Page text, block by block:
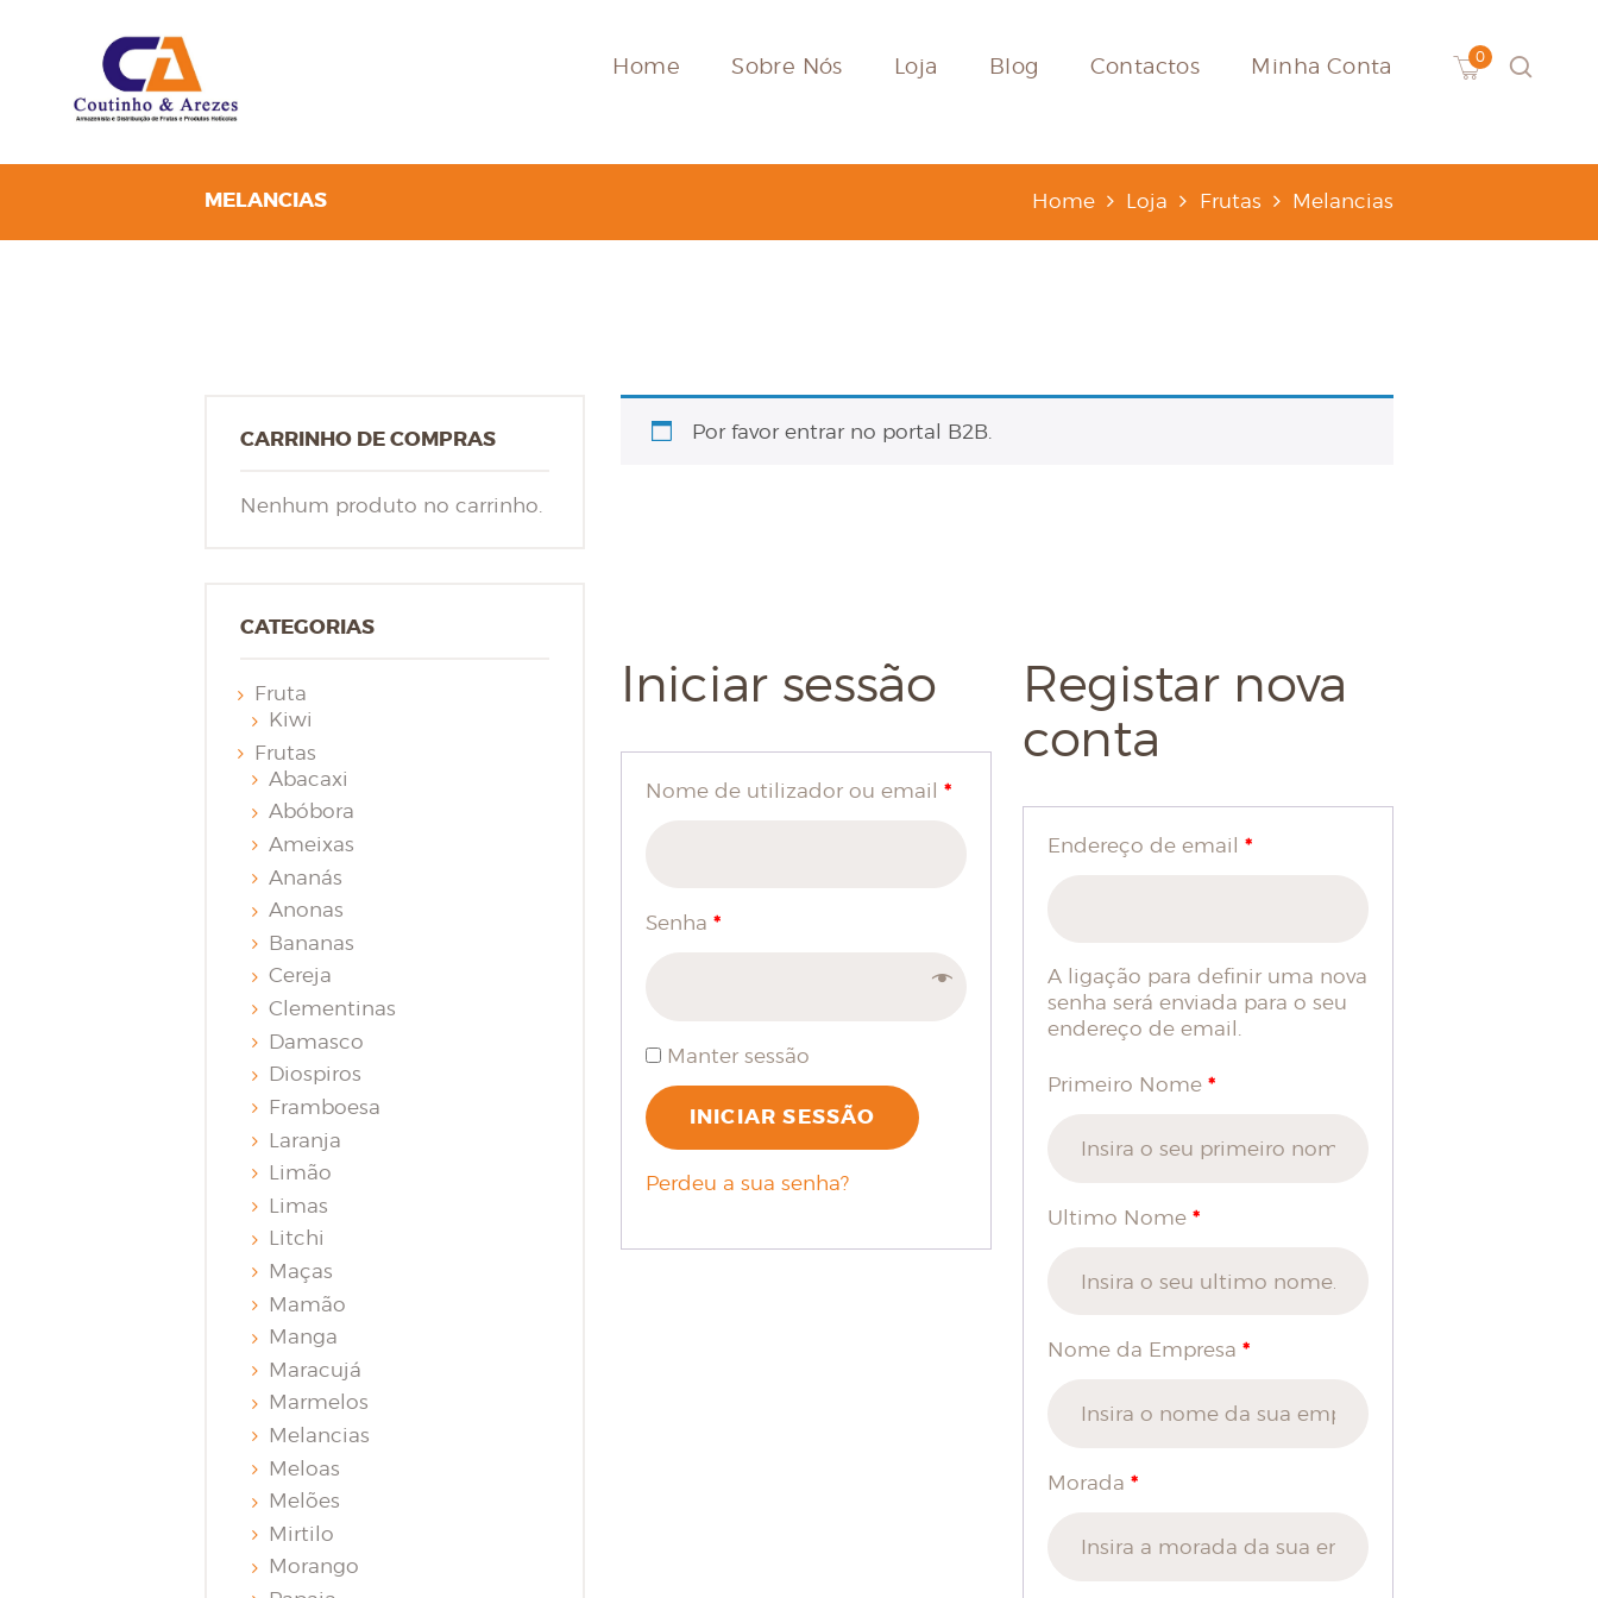
Home Sobre Nós Loja Blog Contactos Minha Conta
MELANCIAS Home Loja Frutas Melancias
HOME
MINHA CONTA
Por favor entrar no portal B2B.
Iniciar sessão
Nome de utilizador ou email *
Senha *
Manter sessão
INICIAR SESSÃO
Perdeu a sua senha?
Registar nova
conta
Endereço de email *
A ligação para definir uma nova
senha será enviada para o seu
endereço de email.
Primeiro Nome *
Ultimo Nome *
Nome da Empresa *
Morada *
CARRINHO DE COMPRAS
Nenhum produto no carrinho.
CATEGORIAS
Fruta
Kiwi
Frutas
Abacaxi
Abóbora
Ameixas
Ananás
Anonas
Bananas
Cereja
Clementinas
Damasco
Diospiros
Framboesa
Laranja
Limão
Limas
Litchi
Maças
Mamão
Manga
Maracujá
Marmelos
Melancias
Meloas
Melões
Mirtilo
Morango